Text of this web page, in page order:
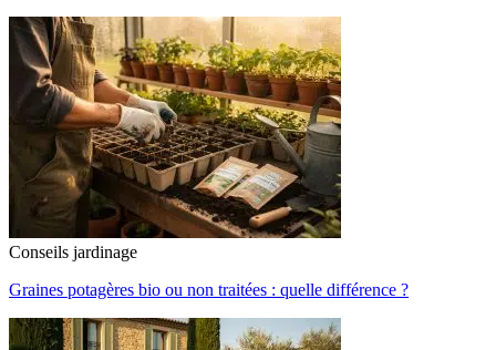
Conseils jardinage
Graines potagères bio ou non traitées : quelle différence ?